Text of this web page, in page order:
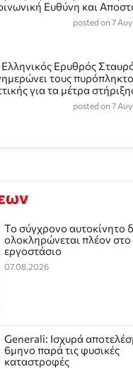
Ευθύνη και
posted on 7
Ερυθρός
τους
για τα μέτρα
posted on 7
Το σύγχρονο αυτοκίνητο
ολοκληρώνεται πλέον στο
εργοστάσιο
07.08.2026
Generali: Ισχυρά
6μηνο παρά τις φυσικές
καταστροφές